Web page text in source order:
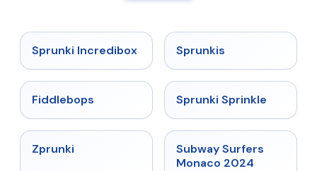
★ 4.8
Sprunki Incredibox Sprunkis
Fiddlebops ★
Sprunki Sprinkle
Zprunki ★
Subway Surfers
Monaco 2024